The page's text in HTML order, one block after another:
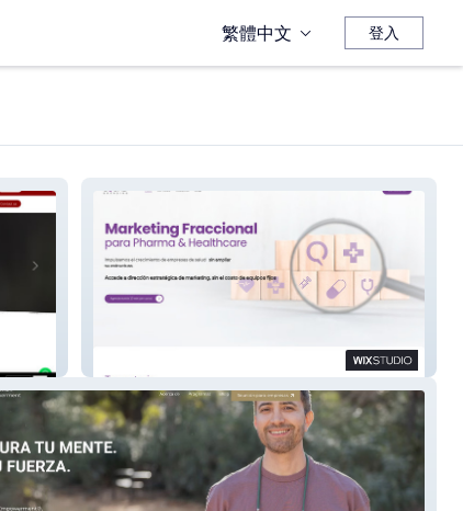
繁體中文 登入